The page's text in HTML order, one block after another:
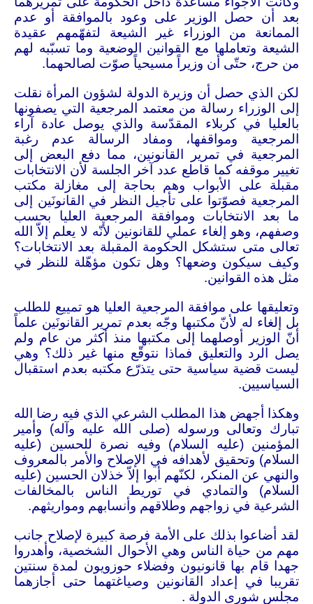
بعد أن حصل الوزير على وعود بالموافقة أو عدم
الممانعة من الوزراء غير الشيعة لتفهّمهم عقيدة
الشيعة وتعاملها مع القوانين الوضعية وما تسبّبه لهم
من حرج، حتّى أن وزيراً مسيحياً صوّت لصالحهما.
لكن الذي حصل أن وزيرة الدولة لشؤون المرأة نقلت
إلى الوزراء رسالة من معتمد المرجعية التي يصفونها
بالعليا في كربلاء المقدّسة والذي يوصل عادة آراء
المرجعية ومواقفها، ومفاد الرسالة عدم رغبة
المرجعية في تمرير القانونين، مما دفع البعض إلى
تغيير موقفه كما قاطع عدد آخر الجلسة لأن الانتخابات
مقبلة على الأبواب وهم بحاجة إلى مغازلة مكتب
المرجعية فصوّتوا على تأجيل النظر في القانونَين إلى
ما بعد الانتخابات وموافقة المرجعية العليا بحسب
وصفهم، وهو إلغاء عملي للقانونين لأنّه لا يعلم إلاّ الله
تعالى متى ستشكل الحكومة المقبلة بعد الانتخابات؟
وكيف سيكون وضعها؟ وهل تكون مؤهّلة للنظر في
مثل هذه القوانين.
وتعليقها على موافقة المرجعية العليا هو تمييع للطلب
بل إلغاء له لأنّ مكتبها وجّه بعدم تمرير القانونَين علماً
أنّ الوزير أوصلهما إلى مكتبها منذ أكثر من عام ولم
يصل الرد والتعليق فماذا نتوقّع منها غير ذلك؟ وهي
ليست قضية سياسية حتى يتذرّع مكتبه بعدم استقبال
السياسيين.
وهكذا أجهض هذا المطلب الشرعي الذي فيه رضا الله
تبارك وتعالى ورسوله (صلى الله عليه وآله) وأمير
المؤمنين (عليه السلام) وفيه نصرة للحسين (عليه
السلام) وتحقيق لأهدافه في الإصلاح والأمر بالمعروف
والنهي عن المنكر، لكنّهم أبوا إلاّ خذلان الحسين (عليه
السلام) والتمادي في توريط الناس بالمخالفات
الشرعية في زواجهم وطلاقهم وأنسابهم ومواريثهم.
لقد أضاعوا بذلك على الأمة فرصة كبيرة لإصلاح جانب
مهم من حياة الناس وهي الأحوال الشخصية، وأهدروا
جهدا قام بها قانونيون وفضلاء حوزويون لمدة سنتين
تقريبا في إعداد القانونين وصياغتهما حتى أجازهما
مجلس شورى الدولة .